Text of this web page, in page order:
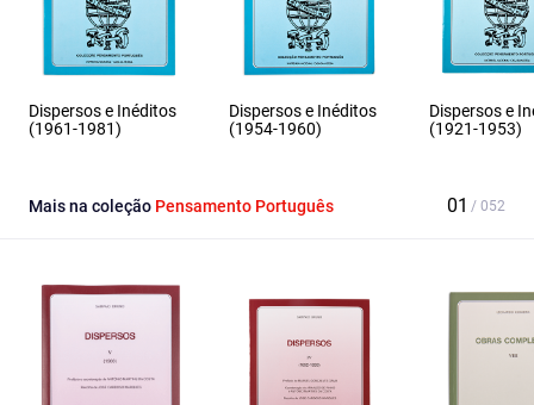
Dispersos e Inéditos
(1961-1981)
Dispersos e Inéditos
(1954-1960)
Dispersos e
(1921-1953)
Mais na coleção Pensamento Português